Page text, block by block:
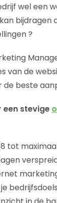
wel een
bijdragen
?
van de
de beste
een stevige
tot